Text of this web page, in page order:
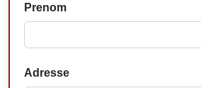
Prenom
Adresse